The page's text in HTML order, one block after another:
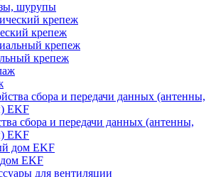
шурупы
крепеж
крепеж
сбора и передачи данных (антенны,
EKF
EKF